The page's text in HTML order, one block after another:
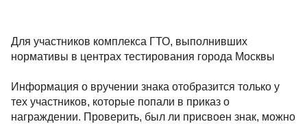
Для участников комплекса ГТО, выполнивших
нормативы в центрах тестирования города Москвы
Информация о вручении знака отобразится только у
тех участников, которые попали в приказ о
награждении. Проверить, был ли присвоен знак, можно